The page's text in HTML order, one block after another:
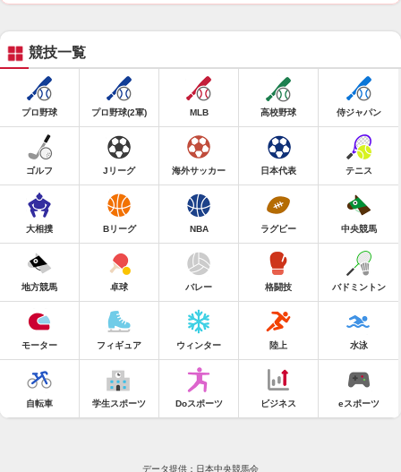
競技一覧
プロ野球 プロ野球(2軍) MLB 高校野球 侍ジャパン
ゴルフ Jリーグ 海外サッカー 日本代表 テニス
大相撲 Bリーグ NBA ラグビー 中央競馬
地方競馬 卓球 バレー 格闘技 バドミントン
モーター フィギュア ウィンター 陸上 水泳
自転車 学生スポーツ Doスポーツ ビジネス eスポーツ
データ提供：日本中央競馬会